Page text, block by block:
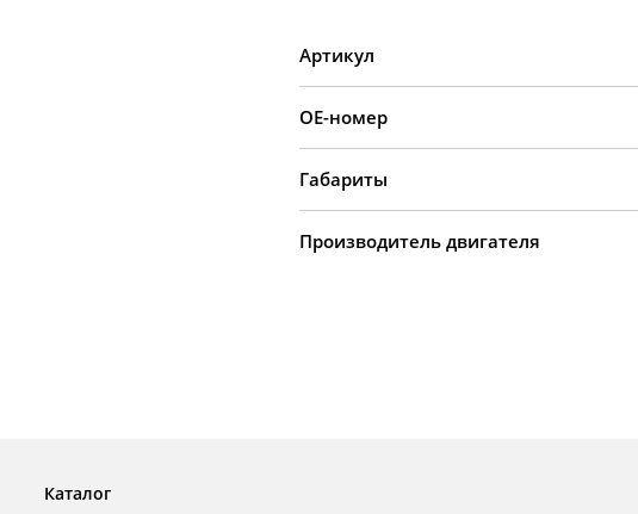
Артикул
OE-номер
Габариты
Производитель двигателя
Каталог